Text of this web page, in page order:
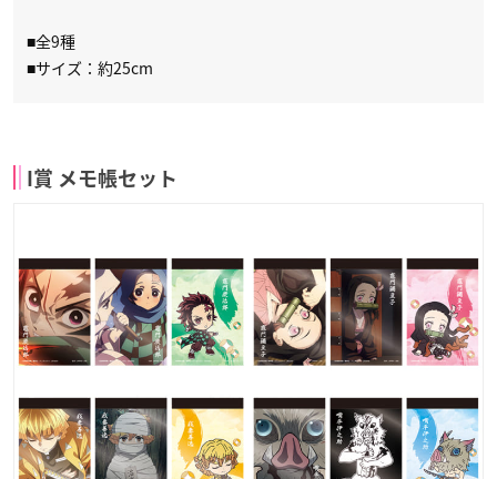
■全9種
■サイズ：約25cm
I賞 メモ帳セット